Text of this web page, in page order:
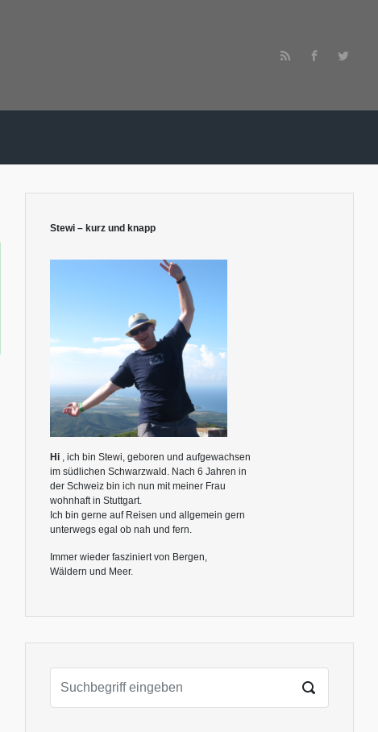
Stewi – kurz und knapp
Hi , ich bin Stewi, geboren und aufgewachsen
im südlichen Schwarzwald. Nach 6 Jahren in
der Schweiz bin ich nun mit meiner Frau
wohnhaft in Stuttgart.
Ich bin gerne auf Reisen und allgemein gern
unterwegs egal ob nah und fern.
Immer wieder fasziniert von Bergen,
Wäldern und Meer.